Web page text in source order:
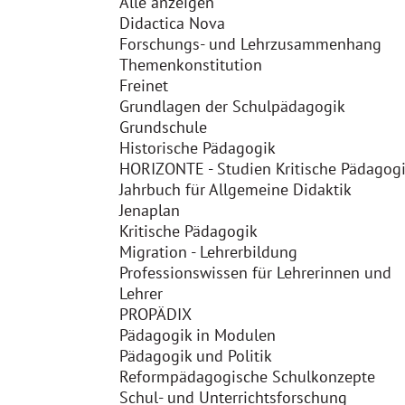
Didactica Nova
Forschungs- und Lehrzusammenhang
Themenkonstitution
Freinet
Grundlagen der Schulpädagogik
Grundschule
Historische Pädagogik
HORIZONTE - Studien Kritische
Jahrbuch für Allgemeine Didaktik
Jenaplan
Kritische Pädagogik
Migration - Lehrerbildung
Professionswissen für Lehrerinnen und
Lehrer
PROPÄDIX
Pädagogik in Modulen
Pädagogik und Politik
Reformpädagogische Schulkonzepte
Schul- und Unterrichtsforschung